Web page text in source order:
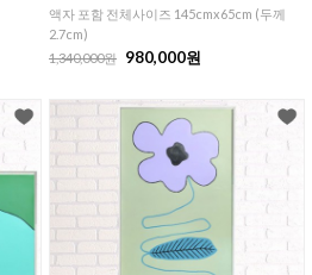
액자 포함 전체사이즈 145cmx65cm (두께
2.7cm)
1,340,000원
980,000원